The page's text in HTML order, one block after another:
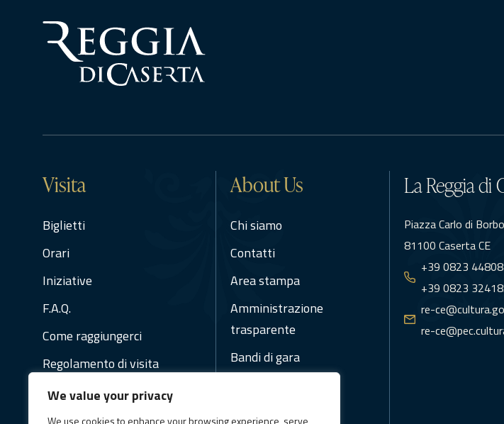
We value your privacy
We use cookies to enhance your browsing experience, serve
Visita
Biglietti
Orari
Iniziative
F.A.Q.
Come raggiungerci
Regolamento di visita
About Us
Chi siamo
Contatti
Area stampa
Amministrazione
trasparente
Bandi di gara
La Reggia di
Piazza Carlo di
81100 Caserta CE
+39 0823
+39 0823
re-
re-